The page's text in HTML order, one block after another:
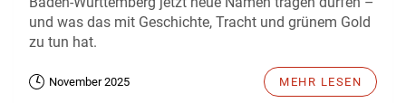
und was das mit Geschichte, Tracht und grünem Gold
zu tun hat.
November 2025 MEHR LESEN